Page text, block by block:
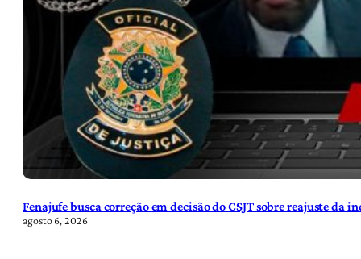
Fenajufe busca correção em decisão do CSJT sobre reajuste da
agosto 6, 2026